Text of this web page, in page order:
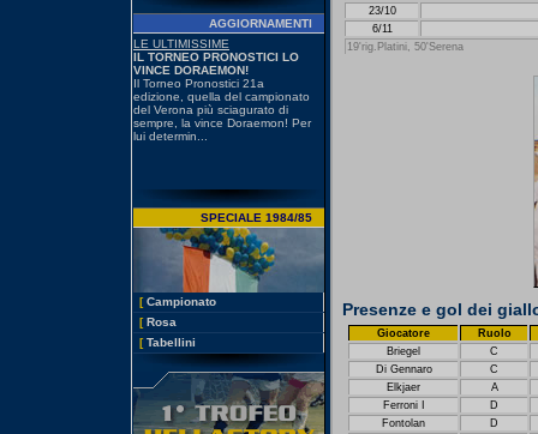
AGGIORNAMENTI
SPECIALE 1984/85
[ Campionato
[ Rosa
[ Tabellini
23/10
6/11
19'rig.Platini, 50'Serena
Presenze e gol dei
Giocatore
Ruolo
Briegel
C
Di Gennaro
C
Elkjaer
A
Ferroni I
D
Fontolan
D